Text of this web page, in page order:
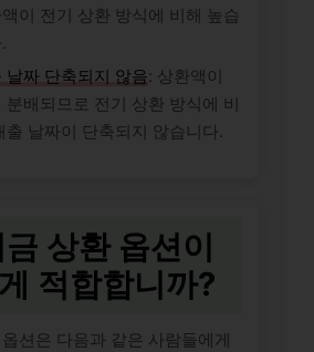
이 전기 상환 방식에 비해 높습
날짜 단축되지 않음: 상환액이
분배되므로 전기 상환 방식에 비
출 날짜이 단축되지 않습니다.
상환 옵션이
적합합니까?
션은 다음과 같은 사람들에게